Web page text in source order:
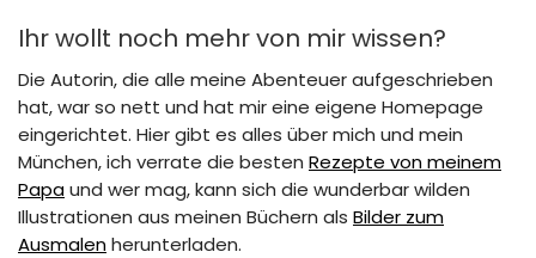
Ihr wollt noch mehr von mir wissen?
Die Autorin, die alle meine Abenteuer aufgeschrieben
hat, war so nett und hat mir eine eigene Homepage
eingerichtet. Hier gibt es alles über mich und mein
München, ich verrate die besten Rezepte von meinem
Papaund wer mag, kann sich die wunderbar wilden
Illustrationen aus meinen Büchern als Bilder zum
Ausmalenherunterladen.